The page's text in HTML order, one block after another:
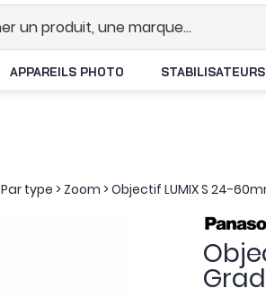
APPAREILS PHOTO STABILISATEURS
Par type > Zoom >Objectif LUMIX S 24-